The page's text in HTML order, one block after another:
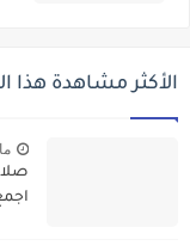
الأكثر مشاهدة هذا